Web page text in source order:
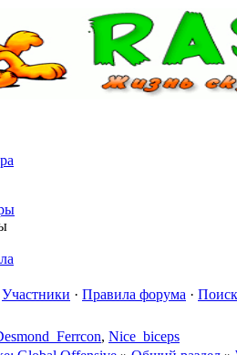
Участники · Правила форума · Поиск
, Nice_biceps